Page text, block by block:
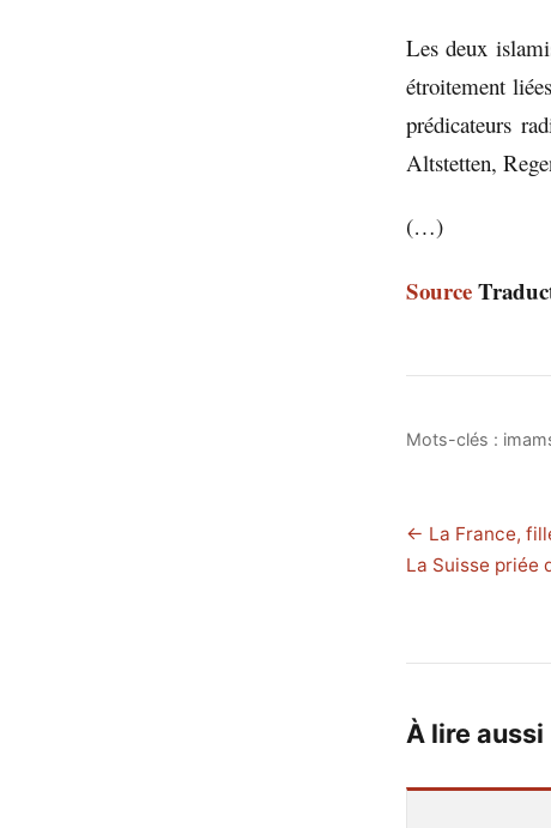
Les deux
étroitement
prédicateurs
Altstetten,
(…)
Source
Mots-clés :
← La France,
La Suisse priée
À lire aussi